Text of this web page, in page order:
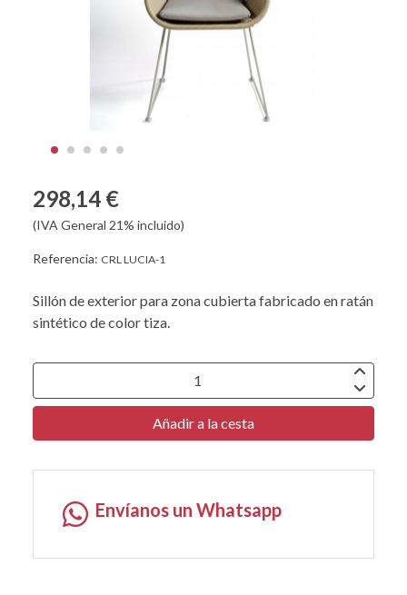
298,14 €
(IVA General 21% incluido)
Referencia: CRL LUCIA-1
Sillón de exterior para zona cubierta fabricado en ratán
sintético de color tiza.
Añadir a la cesta
Envíanos un Whatsapp